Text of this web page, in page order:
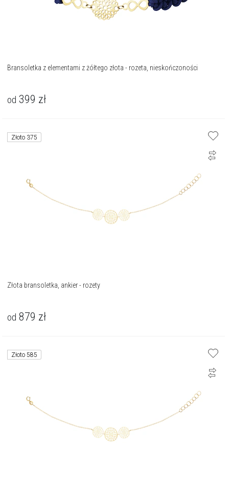
Bransoletka z elementami z żółtego złota - rozeta, nieskończoności
od 399 zł
Złoto 375
Złota bransoletka, ankier - rozety
od 879 zł
Złoto 585